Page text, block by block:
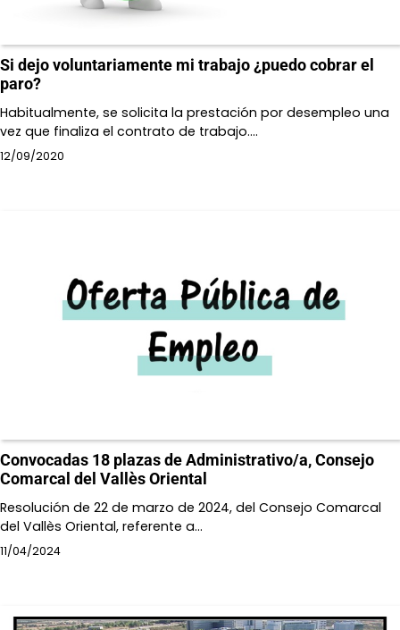
Si dejo voluntariamente mi trabajo ¿puedo cobrar el
paro?
Habitualmente, se solicita la prestación por desempleo una
vez que finaliza el contrato de trabajo.…
12/09/2020
Convocadas 18 plazas de Administrativo/a, Consejo
Comarcal del Vallès Oriental
Resolución de 22 de marzo de 2024, del Consejo Comarcal
del Vallès Oriental, referente a…
11/04/2024